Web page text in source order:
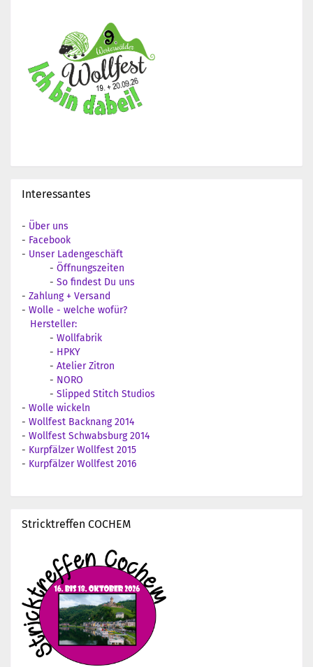
Interessantes
- Über uns
- Facebook
- Unser Ladengeschäft
- Öffnungszeiten
- So findest Du uns
- Zahlung + Versand
- Wolle - welche wofür?
Hersteller:
- Wollfabrik
- HPKY
- Atelier Zitron
- NORO
- Slipped Stitch Studios
- Wolle wickeln
- Wollfest Backnang 2014
- Wollfest Schwabsburg 2014
- Kurpfälzer Wollfest 2015
- Kurpfälzer Wollfest 2016
Stricktreffen COCHEM